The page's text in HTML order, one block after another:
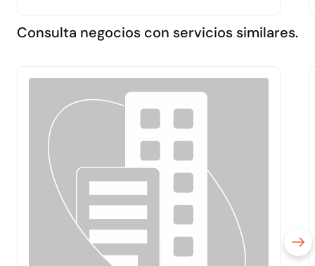
Consulta negocios con servicios similares.